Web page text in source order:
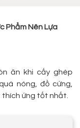
Phẩm Nên Lựa
ăn khi cấy ghép
nóng, đồ cứng,
thích ứng tốt nhất.